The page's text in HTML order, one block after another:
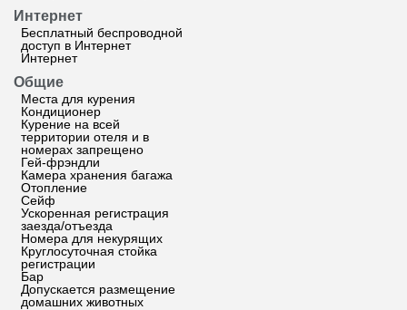
Интернет
Бесплатный беспроводной
доступ в Интернет
Интернет
Общие
Места для курения
Кондиционер
Курение на всей
территории отеля и в
номерах запрещено
Гей-фрэндли
Камера хранения багажа
Отопление
Сейф
Ускоренная регистрация
заезда/отъезда
Номера для некурящих
Круглосуточная стойка
регистрации
Бар
Допускается размещение
домашних животных